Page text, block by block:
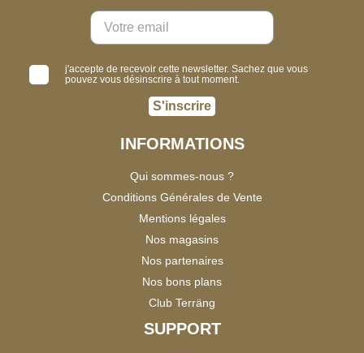
j'accepte de recevoir cette newsletter. Sachez que vous
pouvez vous désinscrire à tout moment.
S'inscrire
INFORMATIONS
Qui sommes-nous ?
Conditions Générales de Vente
Mentions légales
Nos magasins
Nos partenaires
Nos bons plans
Club Terräng
SUPPORT